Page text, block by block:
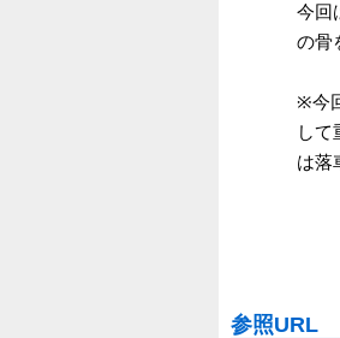
今回
の骨
※今
して
は落
参照URL